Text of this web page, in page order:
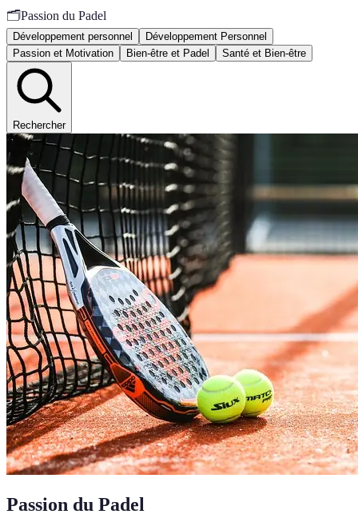
🗂️Passion du Padel
Développement personnel
Développement Personnel
Passion et Motivation
Bien-être et Padel Santé et Bien-être
Rechercher
Passion du Padel